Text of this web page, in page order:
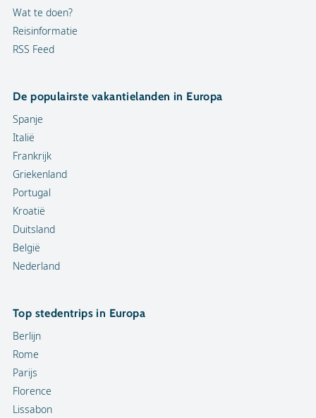
Wat te doen?
Reisinformatie
RSS Feed
De populairste vakantielanden in Europa
Spanje
Italië
Frankrijk
Griekenland
Portugal
Kroatië
Duitsland
België
Nederland
Top stedentrips in Europa
Berlijn
Rome
Parijs
Florence
Lissabon